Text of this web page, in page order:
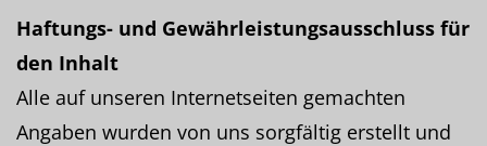
Haftungs- und Gewährleistungsausschluss für
den Inhalt
Alle auf unseren Internetseiten gemachten
Angaben wurden von uns sorgfältig erstellt und